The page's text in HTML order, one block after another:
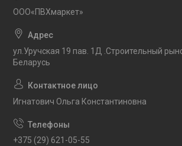
OOO«ПВХмаркет»
ул.Уручская 19 пав. 1Д .Строительный
Беларусь
Игнатович Ольга Константиновна
+375 (29) 621-05-55